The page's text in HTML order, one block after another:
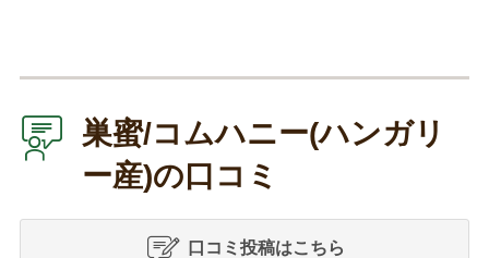
巣蜜/コムハニー(ハンガリ
ー産)の口コミ
口コミ投稿はこちら